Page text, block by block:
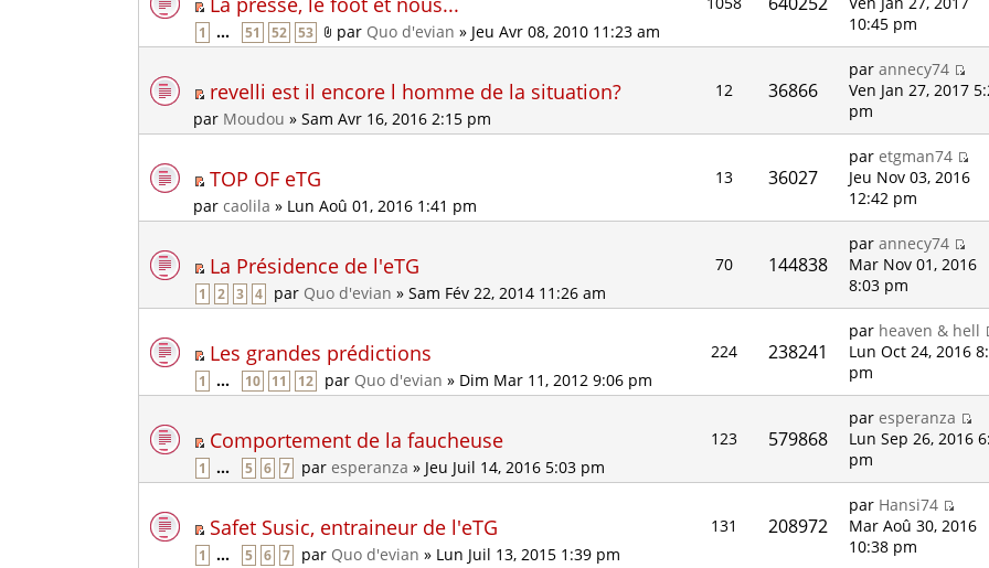
1 ... 51 52 53 par Quo d'evian » Jeu Avr 08, 2010 11:23 am
10:45 pm
revelli est il encore l homme de la situation?
par Moudou » Sam Avr 16, 2016 2:15 pm
12 36866
parannecy74
Ven Jan 27, 2017
pm
TOP OF eTG
parcaolila » Lun Aoû 01, 2016 1:41 pm
13 36027
paretgman74
Jeu Nov 03, 2016
12:42 pm
La Présidence de l'eTG
1 2 3 4 par Quo d'evian » Sam Fév 22, 2014 11:26 am
70 144838
parannecy74
Mar Nov 01, 2016
8:03 pm
Les grandes prédictions
1 ... 10 11 12 par Quo d'evian » Dim Mar 11, 2012 9:06 pm
224 238241
par heaven & hell
Lun Oct 24, 2016
pm
Comportement de la faucheuse
1 ... 5 6 7 par esperanza » Jeu Juil 14, 2016 5:03 pm
123 579868
par esperanza
Lun Sep 26, 2016
pm
Safet Susic, entraineur de l'eTG
1 ... 5 6 7 par Quo d'evian » Lun Juil 13, 2015 1:39 pm
131 208972
par Hansi74
Mar Aoû 30, 2016
10:38 pm